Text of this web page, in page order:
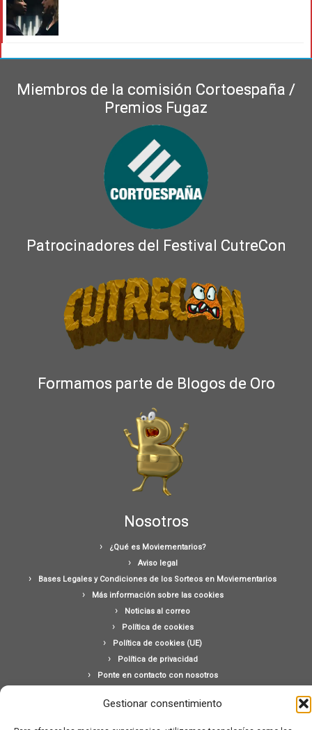
Gestionar consentimiento
Miembros de la comisión Cortoespaña /
Premios Fugaz
Patrocinadores del Festival CutreCon
Formamos parte de Blogos de Oro
Nosotros
¿Qué es Moviementarios?
Aviso legal
Bases Legales y Condiciones de los Sorteos en Moviementarios
Más información sobre las cookies
Noticias al correo
Política de cookies
Política de cookies (UE)
Política de privacidad
Ponte en contacto con nosotros